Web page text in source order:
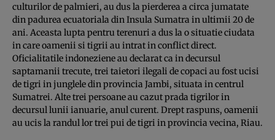
culturilor de palmieri, au dus la pierderea a circa jumatate
din padurea ecuatoriala din Insula Sumatra in ultimii 20 de
ani. Aceasta lupta pentru terenuri a dus la o situatie ciudata
in care oamenii si tigrii au intrat in conflict direct.
Oficialitatile indoneziene au declarat ca in decursul
saptamanii trecute, trei taietori ilegali de copaci au fost ucisi
de tigri in junglele din provincia Jambi, situata in centrul
Sumatrei. Alte trei persoane au cazut prada tigrilor in
decursul lunii ianuarie, anul curent. Drept raspuns, oamenii
au ucis la randul lor trei pui de tigri in provincia vecina, Riau.